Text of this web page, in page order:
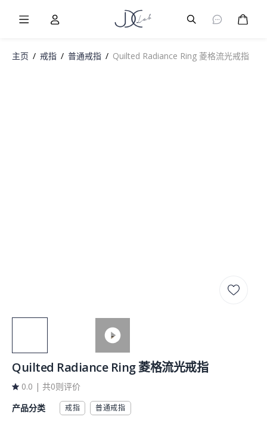
主页 / 戒指 / 普通戒指 / Quilted Radiance Ring 菱格流光戒指
Quilted Radiance Ring 菱格流光戒指
0.0 | 共0则评价
产品分类
戒指 普通戒指
Burger Menu
User Burger Menu购物